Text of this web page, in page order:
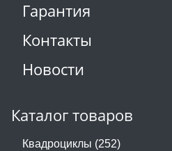
Гарантия
Контакты
Новости
Каталог товаров
Квадроциклы (252)